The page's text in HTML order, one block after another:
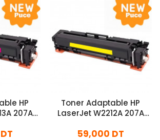
HP
207A
Toner Adaptable HP
LaserJet W2212A 207A
59,000 DT